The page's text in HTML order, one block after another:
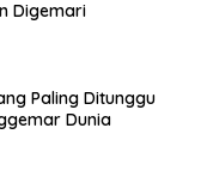
Digemari
Paling Ditunggu
Dunia